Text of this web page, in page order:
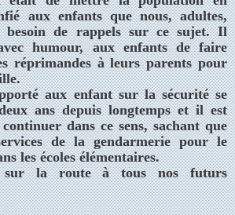
aux enfants que nous, adultes,
besoin de rappels sur ce sujet. Il
humour, aux enfants de faire
réprimandes à leurs parents pour
aux enfant sur la sécurité se
ans depuis longtemps et il est
dans ce sens, sachant que
de la gendarmerie pour le
les écoles élémentaires.
sur la route à tous nos futurs